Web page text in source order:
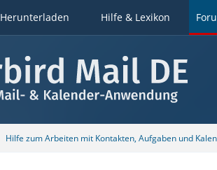
Herunterladen Hilfe & Lexikon
Hilfe zum Arbeiten mit Kontakten, Aufgaben und